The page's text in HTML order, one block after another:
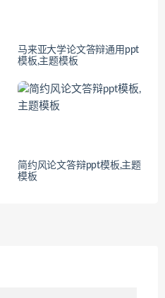
马来亚大学论文答辩通用ppt
模板,主题模板
简约风论文答辩ppt模板,主题
模板